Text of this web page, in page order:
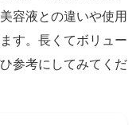
容液との違いや使用
す。長くてボリュー
参考にしてみてくだ